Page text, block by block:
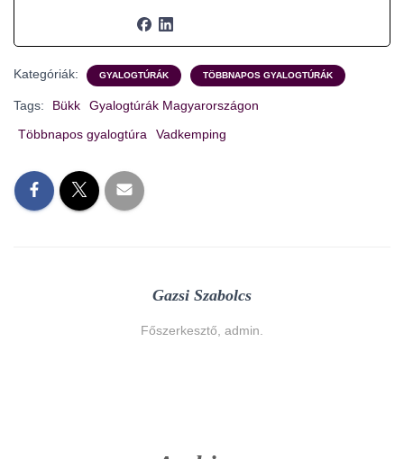
Kategóriák: GYALOGTÚRÁK TÖBBNAPOS GYALOGTÚRÁK
Tags: Bükk
Gyalogtúrák Magyarországon
Többnapos gyalogtúra
Vadkemping
Gazsi Szabolcs
Főszerkesztő, admin.